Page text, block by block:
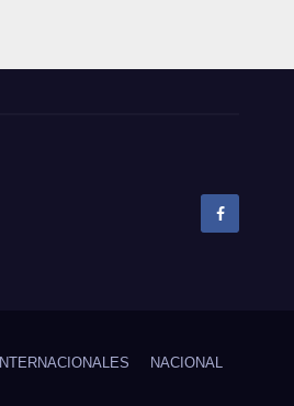
INTERNACIONALES NACIONAL